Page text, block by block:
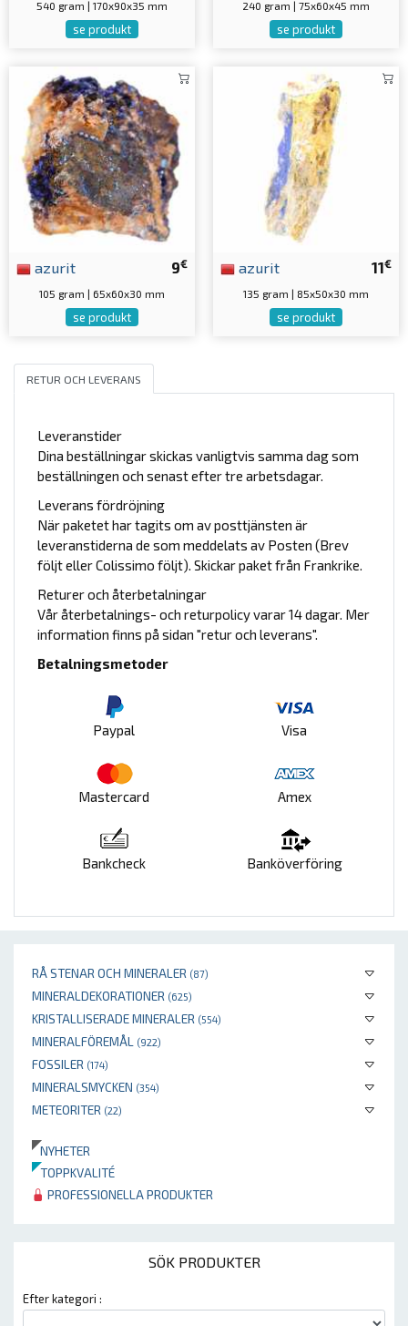
RÅ STENAR OCH MINERALER (87)
MINERALDEKORATIONER (625)
KRISTALLISERADE MINERALER (554)
MINERALFÖREMÅL (922)
FOSSILER (174)
MINERALSMYCKEN (354)
METEORITER (22)
NYHETER
TOPPKVALITÉ
PROFESSIONELLA PRODUKTER
SÖK PRODUKTER
Efter kategori :
540 gram | 170x90x35 mm
se produkt
240 gram | 75x60x45 mm
se produkt
9€
azurit
105 gram | 65x60x30 mm
se produkt
11€
azurit
135 gram | 85x50x30 mm
se produkt
RETUR OCH LEVERANS
Leveranstider
Dina beställningar skickas vanligtvis samma dag som
beställningen och senast efter tre arbetsdagar.
Leverans fördröjning
När paketet har tagits om av posttjänsten är
leveranstiderna de som meddelats av Posten (Brev
följt eller Colissimo följt). Skickar paket från Frankrike.
Returer och återbetalningar
Vår återbetalnings- och returpolicy varar 14 dagar. Mer
information finns på sidan "retur och leverans".
Betalningsmetoder
Paypal Visa
Mastercard Amex
Bankcheck Banköverföring